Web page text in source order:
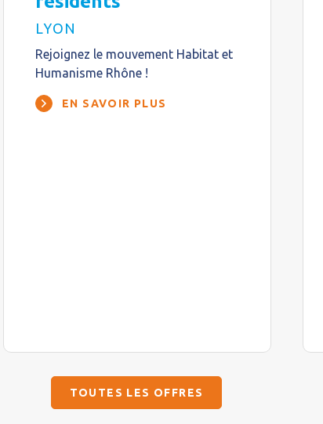
LYON
Rejoignez le mouvement Habitat et
Humanisme Rhône !
EN SAVOIR PLUS
TOUTES LES OFFRES